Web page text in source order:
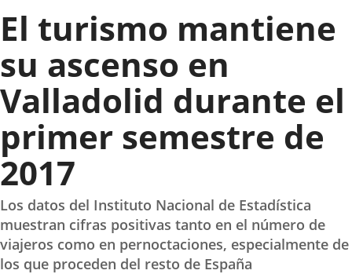
Valladolid
El turismo mantiene
su ascenso en
Valladolid durante el
primer semestre de
2017
Los datos del Instituto Nacional de Estadística
muestran cifras positivas tanto en el número de
viajeros como en pernoctaciones, especialmente de
los que proceden del resto de España